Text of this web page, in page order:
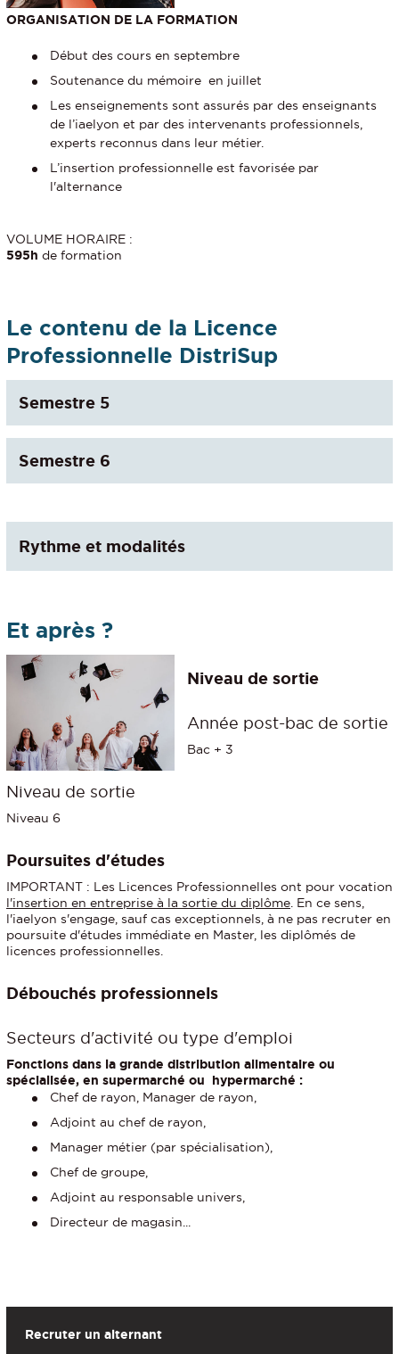
ORGANISATION DE LA FORMATION
Début des cours en septembre
Soutenance du mémoire en juillet
Les enseignements sont assurés par des enseignants
de l’iaelyon et par des intervenants professionnels,
experts reconnus dans leur métier.
L’insertion professionnelle est favorisée par
l'alternance
VOLUME HORAIRE :
595h de formation
Le contenu de la Licence
Professionnelle DistriSup
Semestre 5
Semestre 6
Rythme et modalités
Et après ?
Niveau de sortie
Année post-bac de sortie
Bac + 3
Niveau de sortie
Niveau 6
Poursuites d'études
IMPORTANT : Les Licences Professionnelles ont pour vocation
l'insertion en entreprise à la sortie du diplôme . En ce sens,
l'iaelyon s'engage, sauf cas exceptionnels, à ne pas recruter en
poursuite d'études immédiate en Master, les diplômés de
licences professionnelles.
Débouchés professionnels
Secteurs d'activité ou type d'emploi
Fonctions dans la grande distribution alimentaire ou
spécialisée, en supermarché ou hypermarché :
Chef de rayon, Manager de rayon,
Adjoint au chef de rayon,
Manager métier (par spécialisation),
Chef de groupe,
Adjoint au responsable univers,
Directeur de magasin...
Recruter un alternant